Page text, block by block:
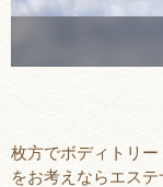
枚方でボディトリ
をお考えならエステ